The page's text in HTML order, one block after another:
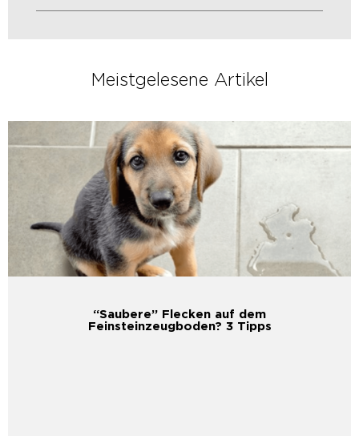
Meistgelesene Artikel
“Saubere” Flecken auf dem
Feinsteinzeugboden? 3 Tipps